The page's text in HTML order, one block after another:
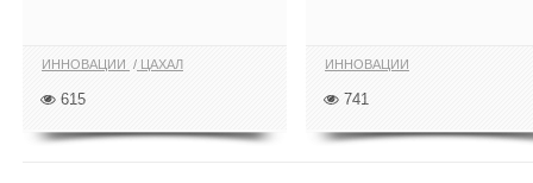
ИННОВАЦИИ ЦАХАЛ
615
ИННОВАЦИИ
741